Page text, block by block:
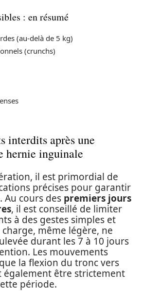
: en résumé
(au-delà de 5 kg)
(crunchs)
interdits après une
hernie inguinale
il est primordial de
précises pour garantir
cours des premiers jours
, il est conseillé de limiter
à des gestes simples et
même légère, ne
durant les 7 à 10 jours
Les mouvements
la flexion du tronc vers
également être strictement
période.